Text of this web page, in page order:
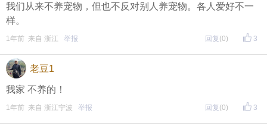
东方热线APP新版本功能具体可参见【新版东方热线APP
】指南，点击链接打开，
即可查看https://bbs.cnool.net/10733168.html
• 友情提醒
我们从来不养宠物，但也不反对别人养宠物。各人爱好不一
样。
3
1年前 来自 浙江 举报 回复 (0)
老豆1
我家 不养的！
3
1年前 来自 浙江宁波 举报 回复 (0)